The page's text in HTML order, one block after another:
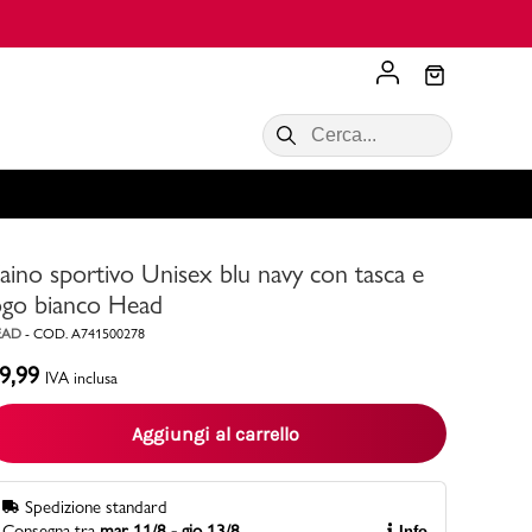
Acquista ora
CIAK
Scopri di più
Consigli
sportivo Unisex blu navy con tasca e
bianco Head
- COD. A741500278
9,99 IVA inclusa
Aggiungi al carrello
Spedizione standard